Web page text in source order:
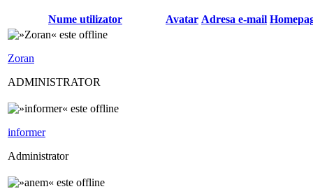
Nume utilizator Avatar Adresa e-mail
Zoran
ADMINISTRATOR
informer
Administrator